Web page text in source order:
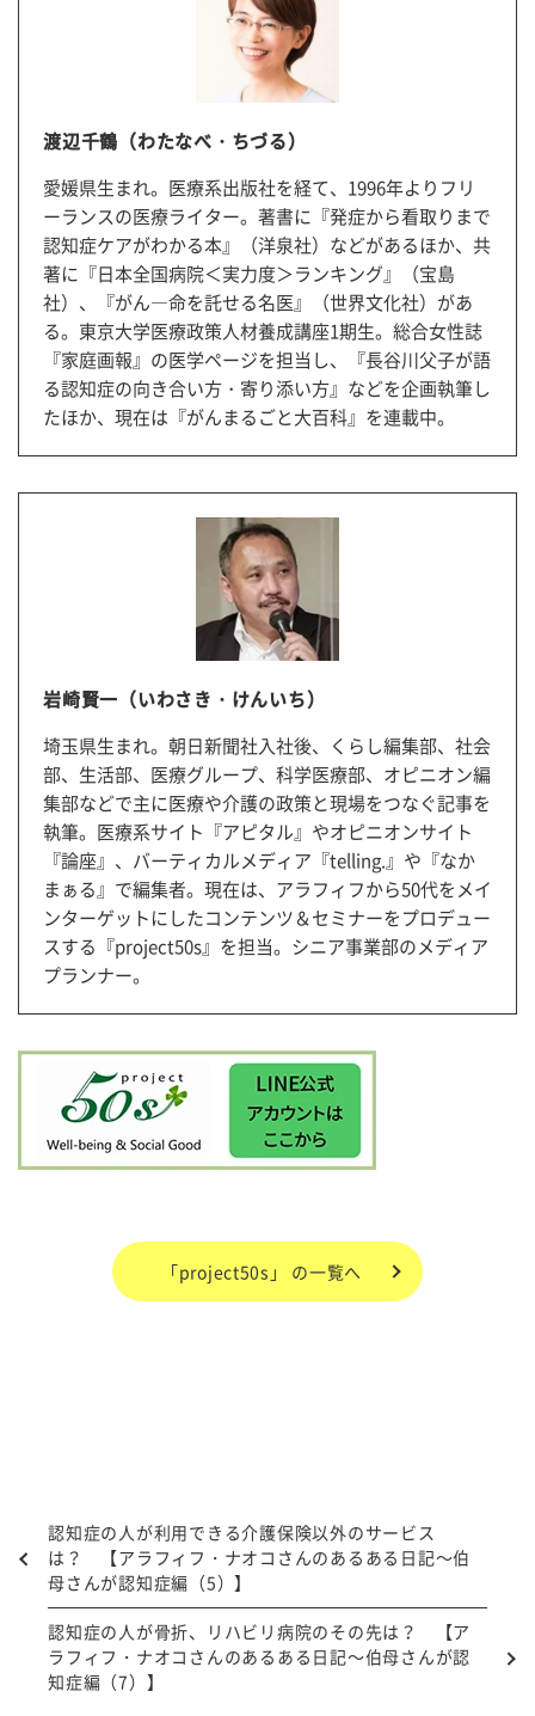
渡辺千鶴（わたなべ・ちづる）
愛媛県生まれ。医療系出版社を経て、1996年よりフリ
ーランスの医療ライター。著書に『発症から看取りまで
認知症ケアがわかる本』（洋泉社）などがあるほか、共
著に『日本全国病院＜実力度＞ランキング』（宝島
社）、『がん―命を託せる名医』（世界文化社）があ
る。東京大学医療政策人材養成講座1期生。総合女性誌
『家庭画報』の医学ページを担当し、『長谷川父子が語
る認知症の向き合い方・寄り添い方』などを企画執筆し
たほか、現在は『がんまるごと大百科』を連載中。
岩崎賢一（いわさき・けんいち）
埼玉県生まれ。朝日新聞社入社後、くらし編集部、社会
部、生活部、医療グループ、科学医療部、オピニオン編
集部などで主に医療や介護の政策と現場をつなぐ記事を
執筆。医療系サイト『アピタル』やオピニオンサイト
『論座』、バーティカルメディア『telling.』や『なか
まぁる』で編集者。現在は、アラフィフから50代をメイ
ンターゲットにしたコンテンツ＆セミナーをプロデュー
スする『project50s』を担当。シニア事業部のメディア
プランナー。
「project50s」 の一覧へ
認知症の人が利用できる介護保険以外のサービス
は？ 【アラフィフ・ナオコさんのあるある日記～伯
母さんが認知症編（5）】
認知症の人が骨折、リハビリ病院のその先は？ 【ア
ラフィフ・ナオコさんのあるある日記～伯母さんが認
知症編（7）】